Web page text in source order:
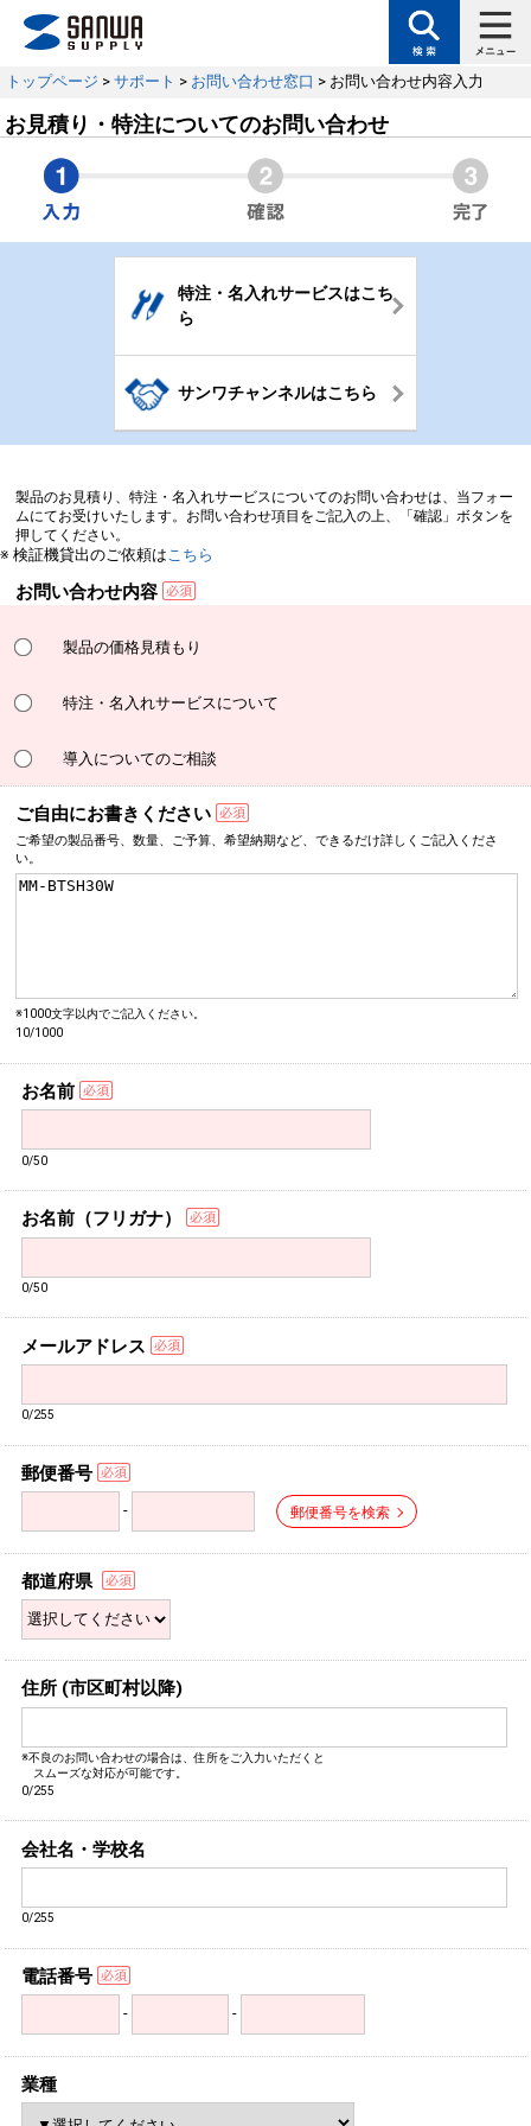
トップページ > サポート > お問い合わせ窓口 > お問い合わせ内容入力
お見積り・特注についてのお問い合わせ
特注・名入れサービスはこち
ら
サンワチャンネルはこちら
製品のお見積り、特注・名入れサービスについてのお問い合わせは、当フォー
ムにてお受けいたします。お問い合わせ項目をご記入の上、「確認」ボタンを
押してください。
※ 検証機貸出のご依頼は こちら
お問い合わせ内容
製品の価格見積もり
特注・名入れサービスについて
導入についてのご相談
ご自由にお書きください
ご希望の製品番号、数量、 ご予算、希望納期など、できるだけ詳しく ご記入くださ
い。
※1000文字以内でご記入ください。
10/1000
お名前
0/50
お名前（フリガナ）
0/50
メールアドレス
0/255
郵便番号
- 郵便番号を検索
都道府県
住所 (市区町村以降)
※不良のお問い合わせの場合は、住所をご入力いただくと
スムーズな対応が可能です。
0/255
会社名・学校名
0/255
電話番号
- -
業種